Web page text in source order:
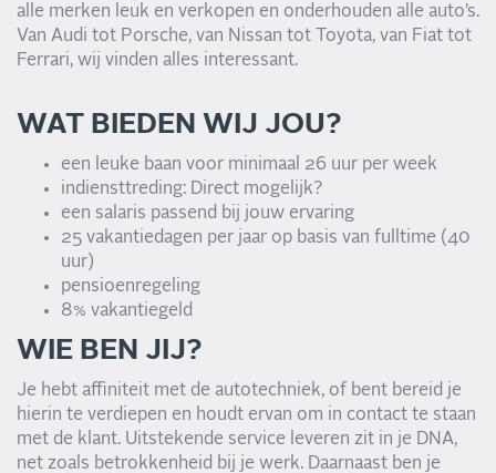
alle merken leuk en verkopen en onderhouden alle auto’s.
Van Audi tot Porsche, van Nissan tot Toyota, van Fiat tot
Ferrari, wij vinden alles interessant.
WAT BIEDEN WIJ JOU?
een leuke baan voor minimaal 26 uur per week
indiensttreding: Direct mogelijk?
een salaris passend bij jouw ervaring
25 vakantiedagen per jaar op basis van fulltime (40
uur)
pensioenregeling
8% vakantiegeld
WIE BEN JIJ?
Je hebt affiniteit met de autotechniek, of bent bereid je
hierin te verdiepen en houdt ervan om in contact te staan
met de klant. Uitstekende service leveren zit in je DNA,
net zoals betrokkenheid bij je werk. Daarnaast ben je